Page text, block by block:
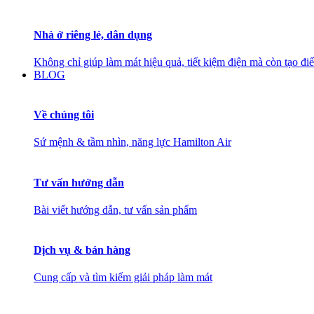
Nhà ở riêng lẻ, dân dụng
Không chỉ giúp làm mát hiệu quả, tiết kiệm điện mà còn tạo
BLOG
Về chúng tôi
Sứ mệnh & tầm nhìn, năng lực Hamilton Air
Tư vấn hướng dẫn
Bài viết hướng dẫn, tư vấn sản phẩm
Dịch vụ & bán hàng
Cung cấp và tìm kiếm giải pháp làm mát